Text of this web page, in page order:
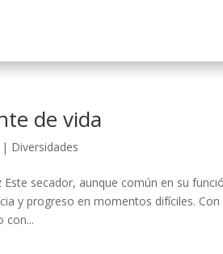
de vida
| Diversidades
Este secador, aunque común en su
y progreso en momentos difíciles.
con...